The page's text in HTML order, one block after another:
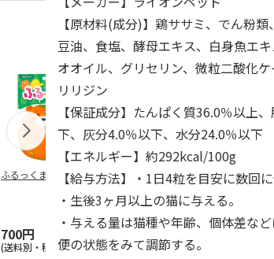
ふるっくま みかん
700円
(送料別・税込)
デオトイレ 飛び散
らない消臭・抗菌サ
ンド 4L
1,320円
(送料別・税込)
獣医師開発 ニ
をとる砂専用
イレ ナチュラル
1,550円
【原材料(成分)】鶏ササミ、でん粉
豆油、食塩、酵母エキス、白身魚エ
オオイル、グリセリン、微粒二酸化
リリジン
【保証成分】たんぱく質36.0％以上
下、灰分4.0％以下、水分24.0％以下
【エネルギー】約292kcal/100g
【給与方法】・1日4粒を目安に数回
・生後3ヶ月以上の猫に与える。
・与える量は猫種や年齢、個体差な
便の状態をみて調節する。